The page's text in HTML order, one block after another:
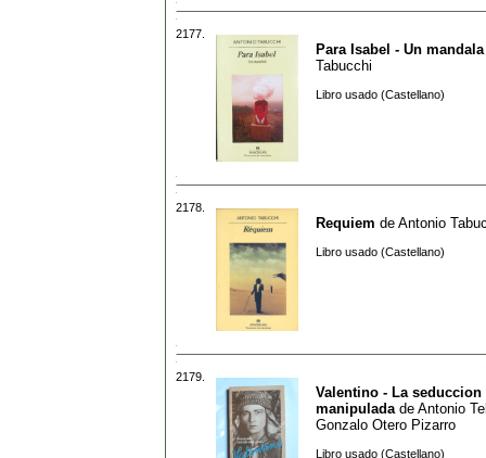
2177.
Para Isabel - Un mandala
Tabucchi
Libro usado (Castellano)
2178.
Requiem de Antonio
Libro usado (Castellano)
2179.
Valentino - La seduccion
manipulada de Antonio
Gonzalo Otero Pizarro
Libro usado (Castellano)